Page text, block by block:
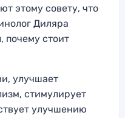
этому совету, что
Диляра
почему стоит
улучшает
стимулирует
улучшению